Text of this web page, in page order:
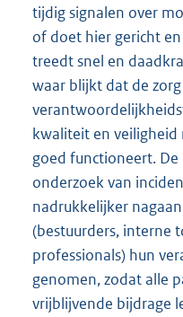
tijdig signalen over
of doet hier gericht
treedt snel en
waar blijkt dat de
kwaliteit en veiligheid
goed functioneert.
onderzoek van
nadrukkelijker
(bestuurders, interne
professionals) hun
genomen, zodat alle
vrijblijvende bijdrage